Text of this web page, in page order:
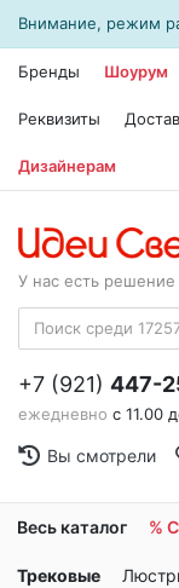
Внимание, режим
Бренды Шоурум
Реквизиты
Дизайнерам
У нас есть решение
+7 (921) 447-
ежедневно с 11.00
Вы смотрели
Весь каталог %
Трековые